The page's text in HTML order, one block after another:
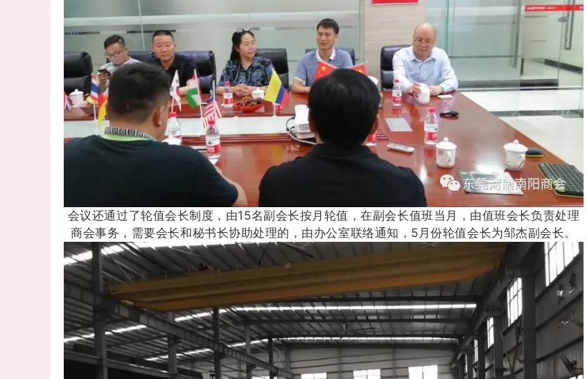
会议还通过了轮值会长制度，由15名副会长按月轮值，在副会长值班当月，由值班会长负责处理
商会事务，需要会长和秘书长协助处理的，由办公室联络通知，5月份轮值会长为邹杰副会长。